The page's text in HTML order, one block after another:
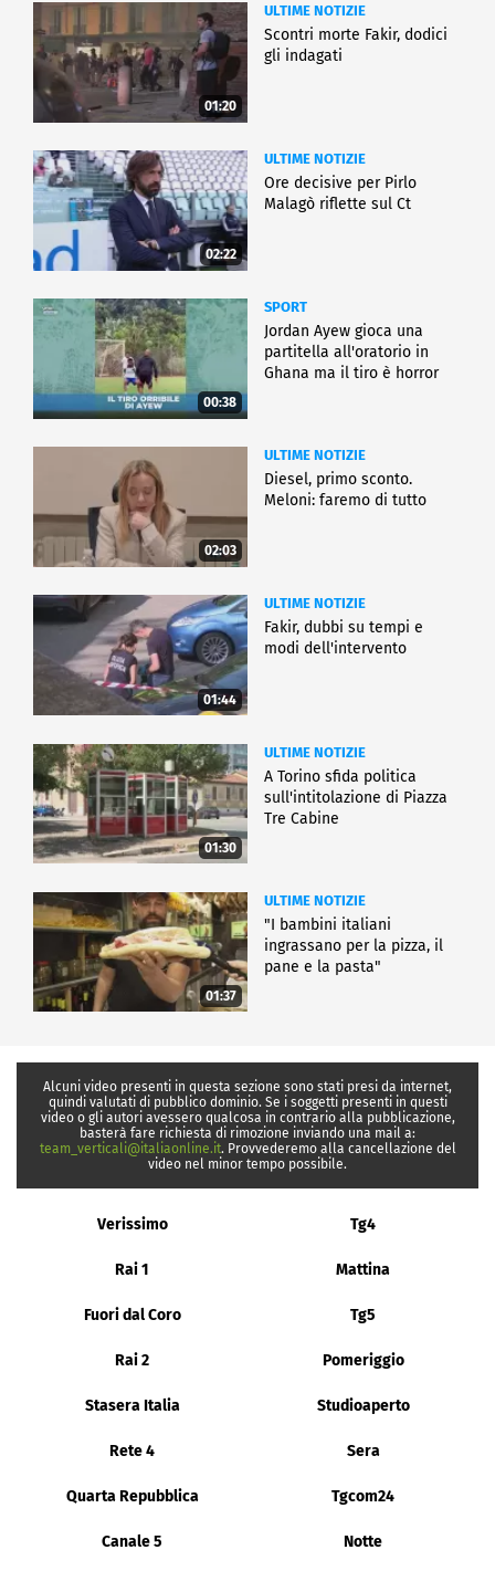
01:20
ULTIME NOTIZIE
Scontri morte Fakir, dodici
gli indagati
02:22
ULTIME NOTIZIE
Ore decisive per Pirlo
Malagò riflette sul Ct
00:38
SPORT
Jordan Ayew gioca una
partitella all'oratorio in
Ghana ma il tiro è horror
02:03
ULTIME NOTIZIE
Diesel, primo sconto.
Meloni: faremo di tutto
01:44
ULTIME NOTIZIE
Fakir, dubbi su tempi e
modi dell'intervento
01:30
ULTIME NOTIZIE
A Torino sfida politica
sull'intitolazione di Piazza
Tre Cabine
01:37
ULTIME NOTIZIE
"I bambini italiani
ingrassano per la pizza, il
pane e la pasta"
Alcuni video presenti in questa sezione sono stati presi da internet,
quindi valutati di pubblico dominio. Se i soggetti presenti in questi
video o gli autori avessero qualcosa in contrario alla pubblicazione,
basterà fare richiesta di rimozione inviando una mail a:
team_verticali@italiaonline.it. Provvederemo alla cancellazione del
video nel minor tempo possibile.
Verissimo Tg4
Rai 1 Mattina
Fuori dal Coro Tg5
Rai 2 Pomeriggio
Stasera Italia Studioaperto
Rete 4 Sera
Quarta Repubblica Tgcom24
Canale 5 Notte